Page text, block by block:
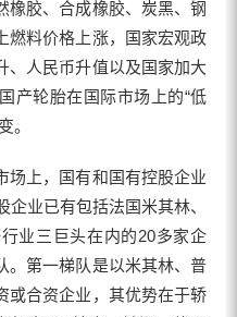
橡胶、合成橡胶、炭黑、钢
燃料价格上涨，国家宏观政
人民币升值以及国家加大
产轮胎在国际市场上的“低
。
上，国有和国有控股企业
业已有包括法国米其林、
业三巨头在内的20多家企
。第一梯队是以米其林、普
或合资企业，其优势在于轿